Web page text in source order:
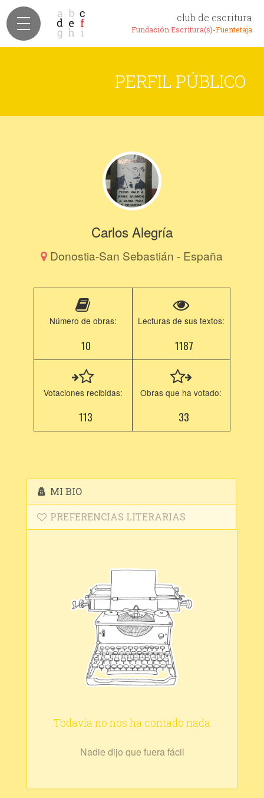
club de escritura
Fundación Escritura(s)-Fuentetaja
PERFIL PÚBLICO
Carlos Alegría
Donostia-San Sebastián - España
Número de obras:
10
Lecturas de sus textos:
1187
Votaciones recibidas:
113
Obras que ha votado:
33
MI BIO
PREFERENCIAS LITERARIAS
Todavía no nos ha contado nada
Nadie dijo que fuera fácil